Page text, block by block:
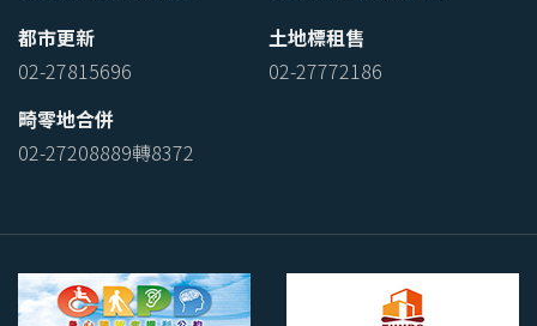
都市更新
02-27815696
土地標租售
02-27772186
畸零地合併
02-27208889轉8372